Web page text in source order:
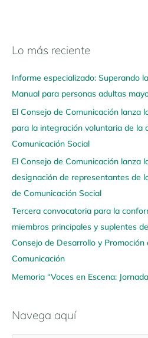
Lo más reciente
Informe especializado: Superando
Manual para personas adultas
El Consejo de Comunicación lanza
para la integración voluntaria de la
Comunicación Social
El Consejo de Comunicación lanza
designación de representantes de
de Comunicación Social
Tercera convocatoria para la
miembros principales y suplentes
Consejo de Desarrollo y
Comunicación
Memoria “Voces en Escena:
Navega aquí
N
v
e
g
a
a
q
u
í